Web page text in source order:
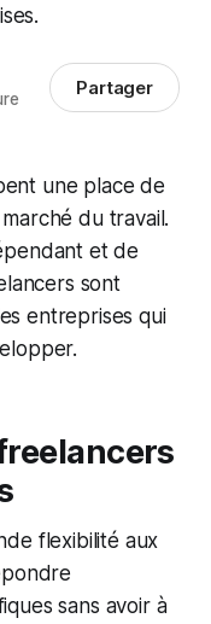
Partager
une place de
du travail.
et de
sont
entreprises qui
flexibilité aux
sans avoir à